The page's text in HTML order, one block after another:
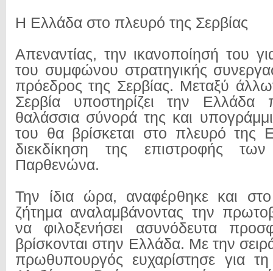
Η Ελλάδα στο πλευρό της Σερβίας
Απεναντίας, την ικανοποίησή του
του συμφώνου στρατηγικής
πρόεδρος της Σερβίας. Μεταξύ
Σερβία υποστηρίζει την
θαλάσσια σύνορά της και
του θα βρίσκεται στο πλευρό της
διεκδίκηση της επιστροφής
Παρθενώνα.
Την ίδια ώρα, αναφέρθηκε και στο
ζήτημα αναλαμβάνοντας την
να φιλοξενήσει ασυνόδευτα
βρίσκονται στην Ελλάδα. Με την
πρωθυπουργός ευχαρίστησε για